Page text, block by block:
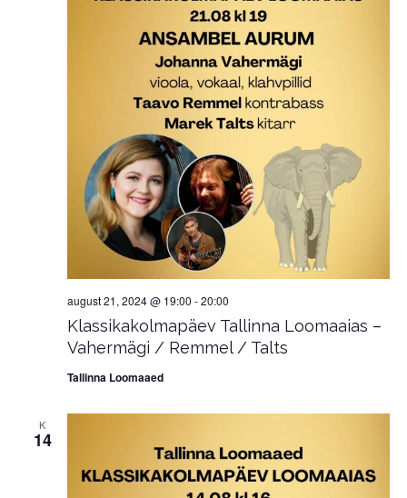
Klassikakolmapäev Tallinna Loomaaias –
Vahermägi / Remmel / Talts
august 21, 2024 @ 19:00 -20:00
Tallinna Loomaaed
K
14